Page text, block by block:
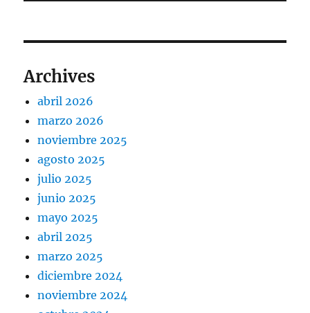
Archives
abril 2026
marzo 2026
noviembre 2025
agosto 2025
julio 2025
junio 2025
mayo 2025
abril 2025
marzo 2025
diciembre 2024
noviembre 2024